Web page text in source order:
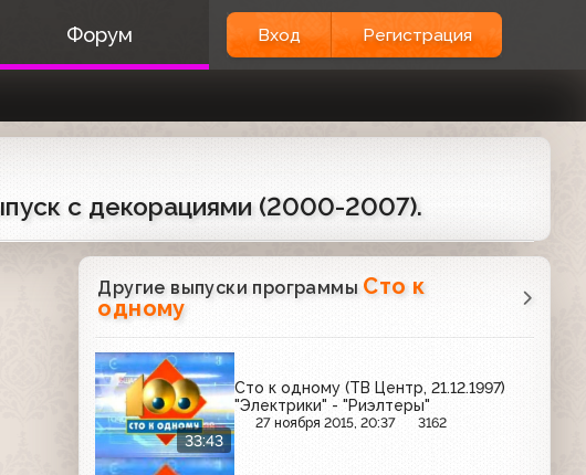
Форум Вход Регистрация
с декорациями (2000-2007).
Другие выпуски программы Сто к
одному
33:43
Сто к одному (ТВ Центр, 21.12.1997)
"Электрики" - "Риэлтеры"
27 ноября 2015, 20:37 3162